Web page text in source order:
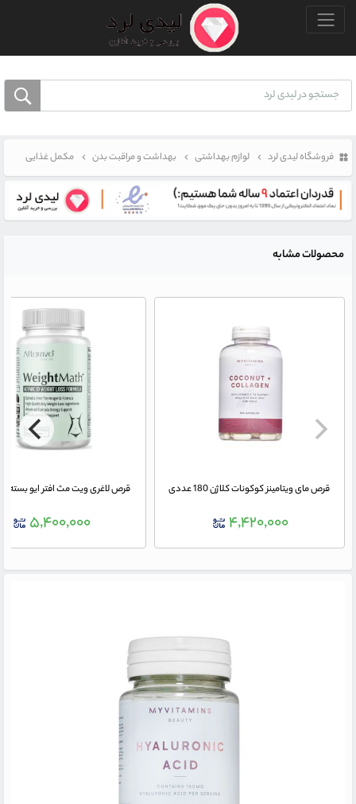
منو بالا
فروشگاه لیدی لرد لوازم بهداشتی بهداشت و مراقبت بدن مکمل غذایی
محصولات مشابه
قرص مای ویتامینز کوکونات کلاژن 180 عددی
۴,۴۲۰,۰۰۰
قرص لاغری ویت مث افتر ایو بسته 90 عددی
۵,۴۰۰,۰۰۰